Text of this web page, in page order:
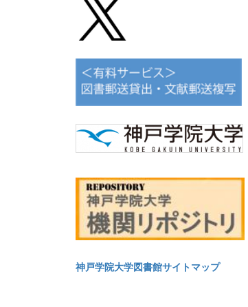
神戸学院大学図書館サイトマップ